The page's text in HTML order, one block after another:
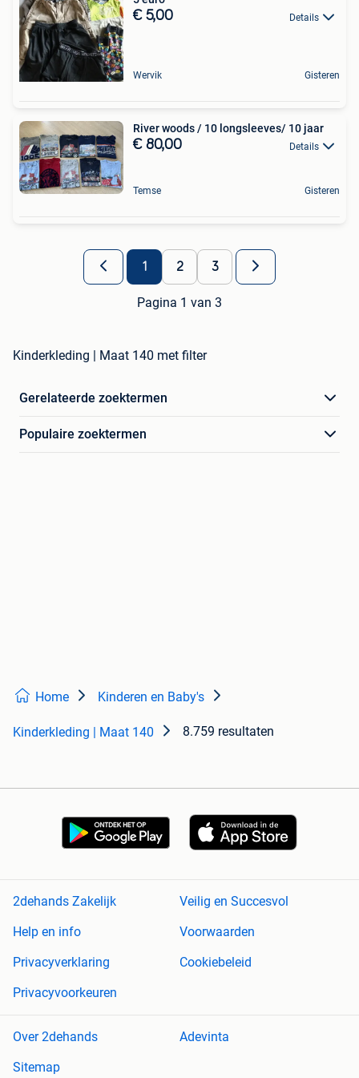
€ 5,00 Details
Wervik Gisteren
️River woods / 10 longsleeves/ 10 jaar
€ 80,00 Details
Temse Gisteren
1 2 3
Pagina 1 van 3
Kinderkleding | Maat 140 met filter
Gerelateerde zoektermen
Populaire zoektermen
Home Kinderen en Baby's
Kinderkleding | Maat 140 8.759 resultaten
2dehands Zakelijk
Veilig en Succesvol
Help en info
Voorwaarden
Privacyverklaring
Cookiebeleid
Privacyvoorkeuren
Over 2dehands
Adevinta
Sitemap